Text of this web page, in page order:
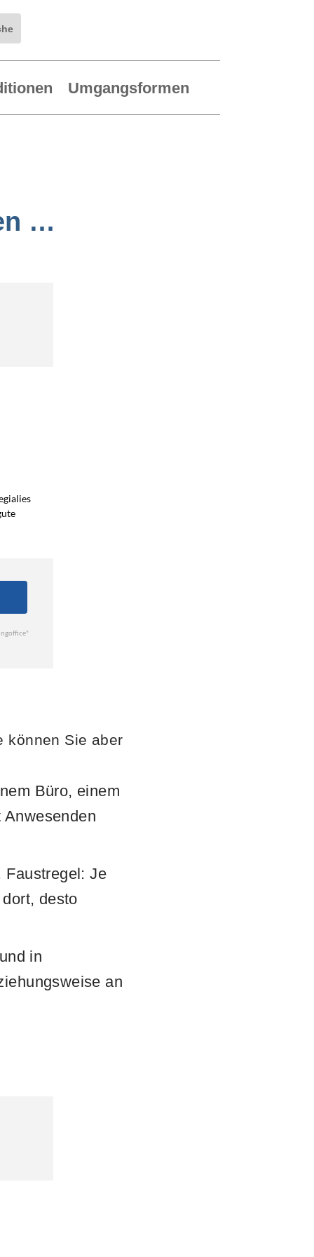
Umgangsformen
…
können Sie aber
Büro, einem
Faustregel: Je
desto
in
an